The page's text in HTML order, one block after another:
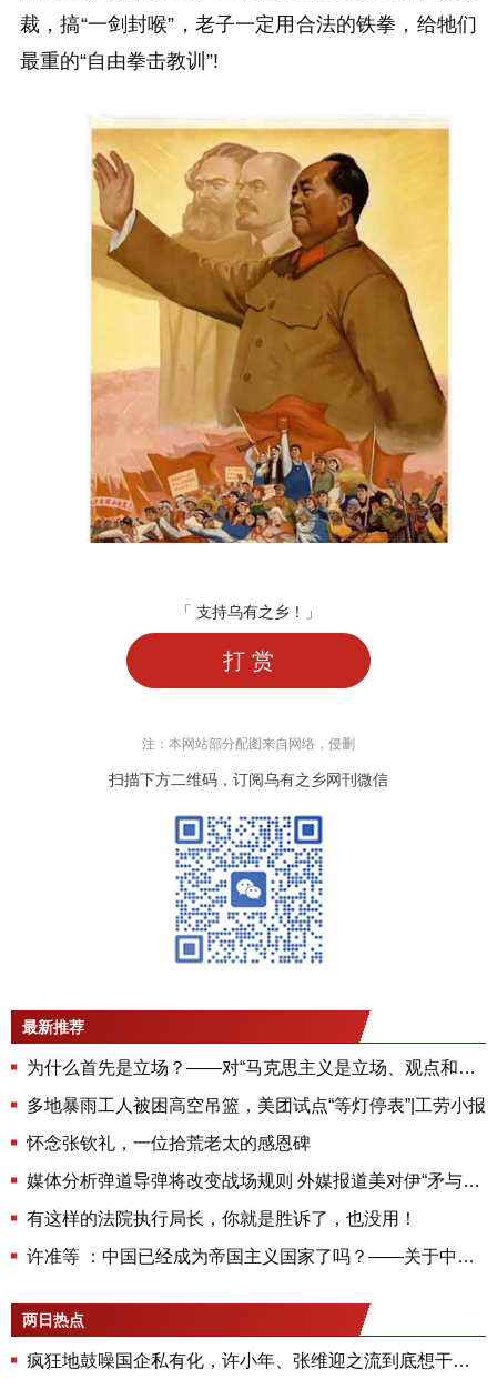
裁，搞“一剑封喉”，老子一定用合法的铁拳，给牠们
最重的“自由拳击教训”!
「 支持乌有之乡！」
打 赏
注：本网站部分配图来自网络，侵删
扫描下方二维码，订阅乌有之乡网刊微信
最新推荐
为什么首先是立场？——对“马克思主义是立场、观点和方法的统一”的再思考
多地暴雨工人被困高空吊篮，美团试点“等灯停表”|工劳小报
怀念张钦礼，一位拾荒老太的感恩碑
媒体分析弹道导弹将改变战场规则 外媒报道美对伊“矛与盾”武器几乎耗尽 美智库披露六大原因
有这样的法院执行局长，你就是胜诉了，也没用！
许准等 ：中国已经成为帝国主义国家了吗？——关于中国崛起与世界秩序的一场争论
两日热点
疯狂地鼓噪国企私有化，许小年、张维迎之流到底想干什么？